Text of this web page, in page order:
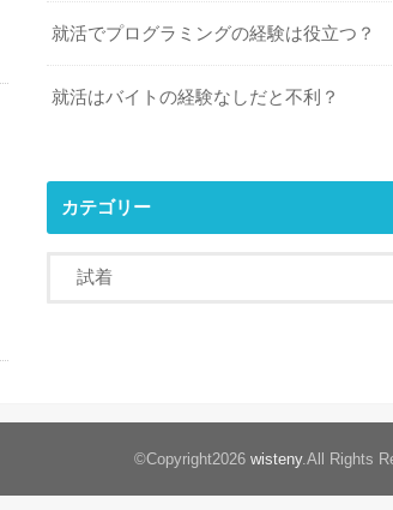
就活でプログラミングの経験は役立つ？
就活はバイトの経験なしだと不利？
カテゴリー
©Copyright2026 wisteny.All Rights